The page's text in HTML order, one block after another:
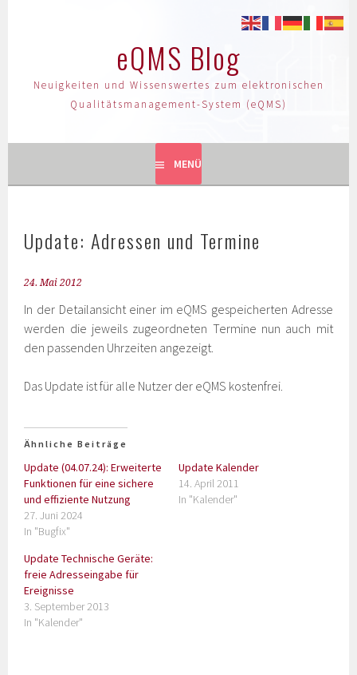
eQMS Blog
Neuigkeiten und Wissenswertes zum elektronischen
Qualitätsmanagement-System (eQMS)
MENÜ
Update: Adressen und Termine
24. Mai 2012
In der Detailansicht einer im eQMS gespeicherten Adresse
werden die jeweils zugeordneten Termine nun auch mit
den passenden Uhrzeiten angezeigt.
Das Update ist für alle Nutzer der eQMS kostenfrei.
Ähnliche Beiträge
Update (04.07.24): Erweiterte
Funktionen für eine sichere
und effiziente Nutzung
27. Juni 2024
In "Bugfix"
Update Kalender
14. April 2011
In "Kalender"
Update Technische Geräte:
freie Adresseingabe für
Ereignisse
3. September 2013
In "Kalender"